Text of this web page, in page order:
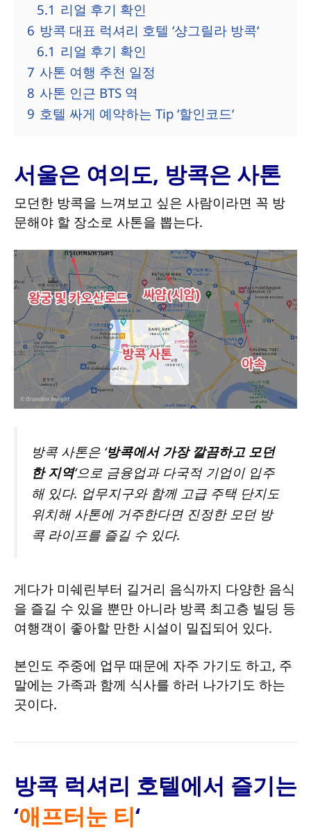
5.1 리얼 후기 확인
6 방콕 대표 럭셔리 호텔 ‘샹그릴라 방콕‘
6.1 리얼 후기 확인
7 사톤 여행 추천 일정
8 사톤 인근 BTS 역
9 호텔 싸게 예약하는 Tip ‘할인코드‘
서울은 여의도, 방콕은 사톤
모던한 방콕을 느껴보고 싶은 사람이라면 꼭 방
문해야 할 장소로 사톤을 뽑는다.
방콕 사톤은 ‘방콕에서 가장 깔끔하고 모던
한 지역‘으로 금융업과 다국적 기업이 입주
해 있다. 업무지구와 함께 고급 주택 단지도
위치해 사톤에 거주한다면 진정한 모던 방
콕 라이프를 즐길 수 있다.
게다가 미쉐린부터 길거리 음식까지 다양한 음식
을 즐길 수 있을 뿐만 아니라 방콕 최고층 빌딩 등
여행객이 좋아할 만한 시설이 밀집되어 있다.
본인도 주중에 업무 때문에 자주 가기도 하고, 주
말에는 가족과 함께 식사를 하러 나가기도 하는
곳이다.
방콕 럭셔리 호텔에서 즐기는
‘애프터눈 티‘